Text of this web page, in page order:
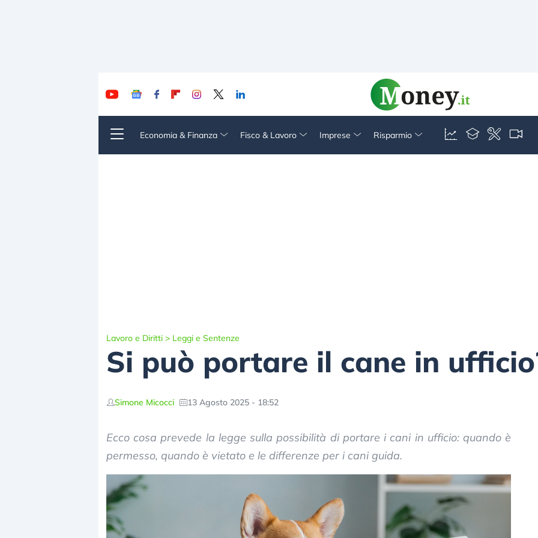
Economia & Finanza Fisco & Lavoro Imprese Risparmio
Lavoro e Diritti > Leggi e Sentenze
Si può portare il cane in
Simone Micocci 13 Agosto 2025 - 18:52
Ecco cosa prevede la legge sulla possibilità di portare i cani in ufficio: quando è
permesso, quando è vietato e le differenze per i cani guida.